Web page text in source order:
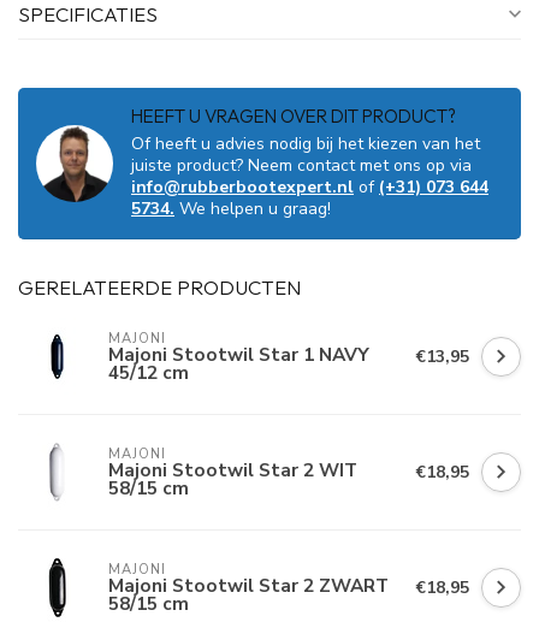
SPECIFICATIES
HEEFT U VRAGEN OVER DIT PRODUCT?
Of heeft u advies nodig bij het kiezen van het
juiste product? Neem contact met ons op via
info@rubberbootexpert.nl of (+31) 073 644
5734. We helpen u graag!
GERELATEERDE PRODUCTEN
MAJONI
Majoni Stootwil Star 1 NAVY
45/12 cm
€13,95
MAJONI
Majoni Stootwil Star 2 WIT
58/15 cm
€18,95
MAJONI
Majoni Stootwil Star 2 ZWART
58/15 cm
€18,95